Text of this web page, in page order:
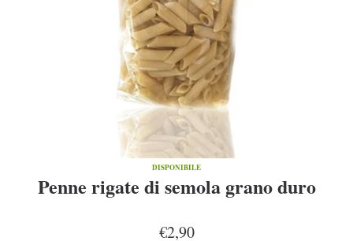
DISPONIBILE
Penne rigate di semola grano duro
€2,90